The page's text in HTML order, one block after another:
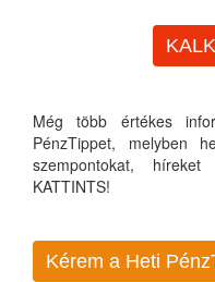
Még több értékes
PénzTippet, melyben
szempontokat,
KATTINTS!
Kérem a Heti